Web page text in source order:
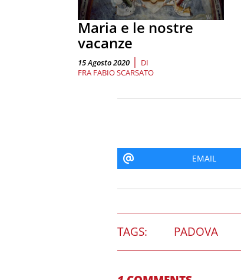
Maria e le nostre
vacanze
15 Agosto 2020 | DI
FRA FABIO SCARSATO
EMAIL
TAGS: PADOVA